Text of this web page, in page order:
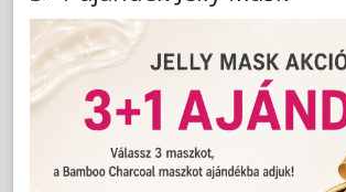
A szakmai árhoz jelentkezzen
LAKOSSÁGI ÁR (BRUTTÓ)
3 260 Ft